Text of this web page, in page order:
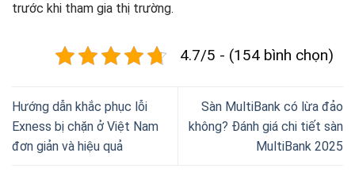
trước khi tham gia thị trường.
4.7/5 - (154 bình chọn)
Hướng dẫn khắc phục lỗi
Exness bị chặn ở Việt Nam
đơn giản và hiệu quả
Sàn MultiBank có lừa đảo
không? Đánh giá chi tiết sàn
MultiBank 2025